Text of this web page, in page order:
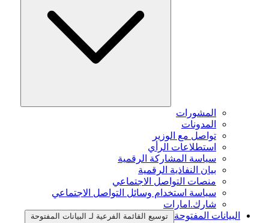
المشورات
المدونات
تواصل مع الوزير
استطلاعات الرأي
سياسة المشاركة الرقمية
بيان النفاذية الرقمية
منصات التواصل الاجتماعي
سياسة استخدام وسائل التواصل الاجتماعي
شارك.امارات
البيانات المفتوحة
توسيع القائمة الفرعية لـ البيانات المفتوحة